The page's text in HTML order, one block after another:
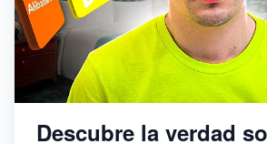
Descubre la verdad